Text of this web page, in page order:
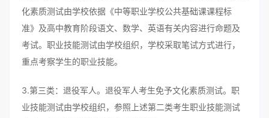
化素质测试由学校依据《中等职业学校公共基础课课程标
准》及高中教育阶段语文、数学、英语有关内容进行命题及
考试。职业技能测试由学校组织，学校采取笔试方式进行，
重点考察学生的职业技能。
3.第三类：退役军人。退役军人考生免予文化素质测试。职
业技能测试由学校组织，参照上述第二类考生职业技能测试